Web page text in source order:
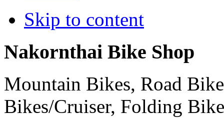
Skip to content
Nakornthai Bike Shop
Mountain Bikes, Road
Bikes/Cruiser, Folding